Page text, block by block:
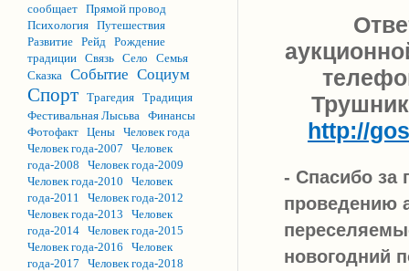
сообщает Прямой провод
Психология Путешествия
Развитие Рейд Рождение
традиции Связь Село
Семья
Сказка Событие Социум
Спорт Трагедия Традиция
Фестивальная Лысьва Финансы
Фотофакт Цены Человек года
Человек года-2007
Человек
года-2008
Человек года-2009
Человек года-2010
Человек
года-2011
Человек года-2012
Человек года-2013
Человек
года-2014 Человек года-2015
Человек года-2016
Человек
года-2017
Человек года-2018
http://
- Спасибо
проведению
новогодний